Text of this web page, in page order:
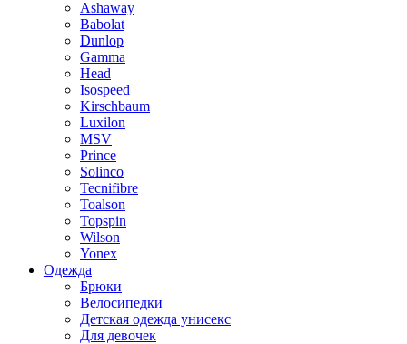
Ashaway
Babolat
Dunlop
Gamma
Head
Isospeed
Kirschbaum
Luxilon
MSV
Prince
Solinco
Tecnifibre
Toalson
Topspin
Wilson
Yonex
Одежда
Брюки
Велосипедки
Детская одежда унисекс
Для девочек